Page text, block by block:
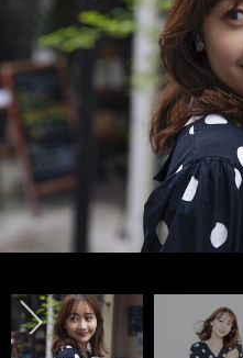
Takada Shu 2023→
photo by Tanaka Wataru
←Takada Shu 2023
photo by Tanaka Wataru
Takada Shu 2022→
photo by Tanaka Wataru
←Takada Shu 2022
photo by Tanaka Wataru
Takada Shu 2021→
photo by Tanaka Wataru
←Takada Shu 2021
photo by Tanaka Wataru
前へ